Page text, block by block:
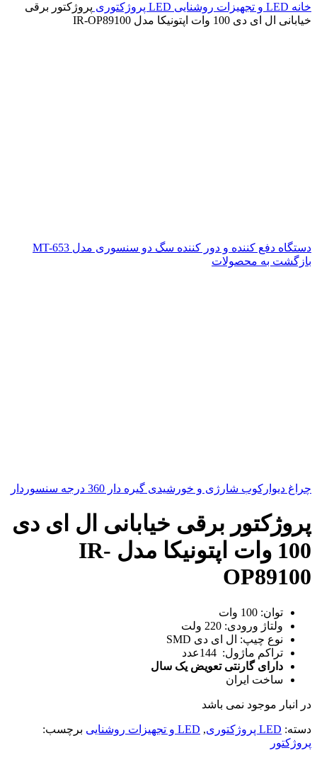
خانه LED و تجهیزات روشنایی LED پروژکتوری
پروژکتور برقی
خیابانی ال ای دی 100 وات اپتونیکا مدل IR-OP89100
دستگاه دفع کننده و دور کننده سگ دو سنسوری مدل MT-653
بازگشت به محصولات
چراغ دیوارکوب شارژی و خورشیدی گیره دار 360 درجه سنسوردار
پروژکتور برقی خیابانی ال ای دی
100 وات اپتونیکا مدل IR-
OP89100
توان: 100 وات
ولتاژ ورودی: 220 ولت
نوع چیپ: ال ای دی SMD
تراکم ماژول: 144عدد
دارای گارنتی تعویض یک سال
ساخت ایران
در انبار موجود نمی باشد
دسته: LED پروژکتوری , LED و تجهیزات روشنایی
برچسب:
پروژکتور